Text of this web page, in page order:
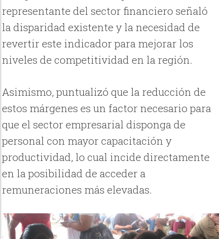
representante del sector financiero señaló
la disparidad existente y la necesidad de
revertir este indicador para mejorar los
niveles de competitividad en la región.
Asimismo, puntualizó que la reducción de
estos márgenes es un factor necesario para
que el sector empresarial disponga de
personal con mayor capacitación y
productividad, lo cual incide directamente
en la posibilidad de acceder a
remuneraciones más elevadas.